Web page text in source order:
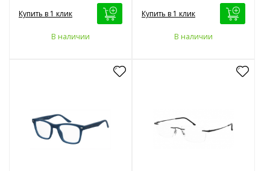
Купить в 1 клик
В наличии
Купить в 1 клик
В наличии